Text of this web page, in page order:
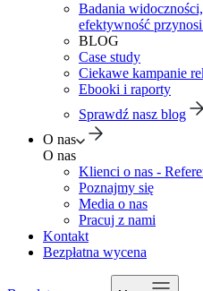
Badania
efektywność
BLOG
Case study
Ciekawe kampanie
Ebooki i raporty
Sprawdź nasz blog
O nas
O nas
Klienci o nas -
Poznajmy się
Media o nas
Pracuj z nami
Kontakt
Bezpłatna wycena